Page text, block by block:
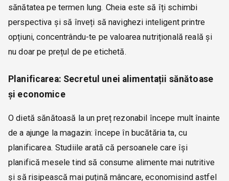
sănătatea pe termen lung. Cheia este să îți schimbi
perspectiva și să înveți să navighezi inteligent printre
opțiuni, concentrându-te pe valoarea nutrițională reală și
nu doar pe prețul de pe etichetă.
Planificarea: Secretul unei alimentații sănătoase
și economice
O dietă sănătoasă la un preț rezonabil începe mult înainte
de a ajunge la magazin: începe în bucătăria ta, cu
planificarea. Studiile arată că persoanele care își
planifică mesele tind să consume alimente mai nutritive
și să risipească mai puțină mâncare, economisind astfel